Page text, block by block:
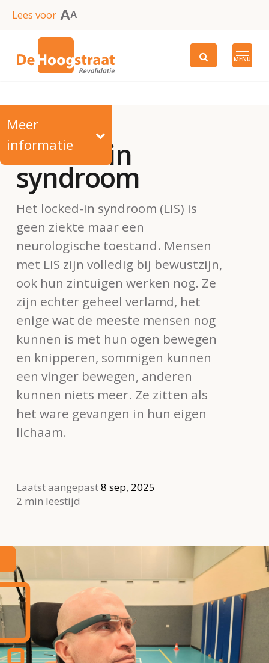
SkipLees voor AA
MENU
Meer
informatie
Locked-in
syndroom
Het locked-in syndroom (LIS) is
geen ziekte maar een
neurologische toestand. Mensen
met LIS zijn volledig bij bewustzijn,
ook hun zintuigen werken nog. Ze
zijn echter geheel verlamd, het
enige wat de meeste mensen nog
kunnen is met hun ogen bewegen
en knipperen, sommigen kunnen
een vinger bewegen, anderen
kunnen niets meer. Ze zitten als
het ware gevangen in hun eigen
lichaam.
Laatst aangepast8 sep, 2025
2 min leestijd